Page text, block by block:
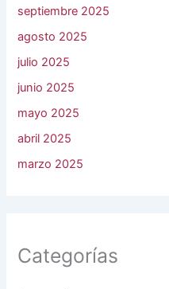
septiembre 2025
agosto 2025
julio 2025
junio 2025
mayo 2025
abril 2025
marzo 2025
Categorías